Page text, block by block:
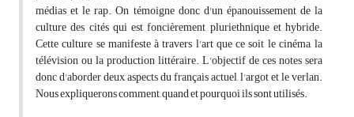
médias et le rap. On témoigne donc d'un épanouissement de la
culture des cités qui est foncièrement pluriethnique et hybride.
Cette culture se manifeste à travers l'art que ce soit le cinéma, la
télévision ou la production littéraire. L'objectif de ces notes sera
donc d'aborder deux aspects du français actuel, l'argot et le verlan.
Nous expliquerons comment, quand et pourquoi ils sont utilisés.